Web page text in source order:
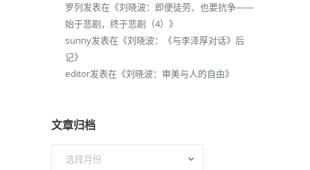
罗列发表在《刘晓波：即便徒劳、也要抗争——
始于悲剧，终于悲剧（4） 》
sunny发表在《刘晓波：《与李泽厚对话》后
记》
editor发表在《刘晓波：审美与人的自由》
文章归档